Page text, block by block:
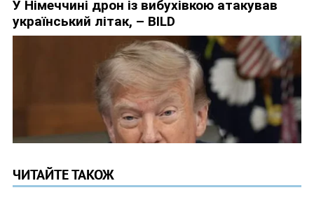
ЧИТАЙТЕ ТАКОЖ